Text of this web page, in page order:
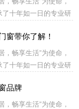
十年如一日的专业研
新，突破性地解决了
题，提升产品市场核
窗带你了解！
畅享生活”为使命，
十年如一日的专业研
新，突破性地解决了
题，提升产品市场核
品牌
畅享生活”为使命，